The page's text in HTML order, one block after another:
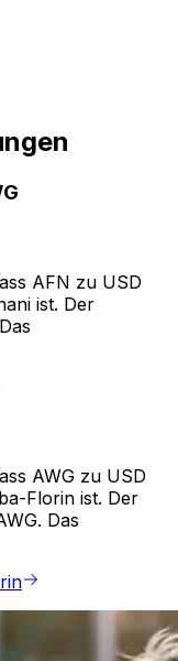
AFN zu USD
ist. Der
AWG zu USD
Florin ist. Der
Das